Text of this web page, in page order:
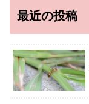
最近の投稿